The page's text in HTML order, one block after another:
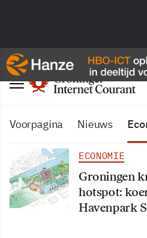
Voorpagina Nieuws
ECONOMIE
Groningen
hotspot:
Havenpark